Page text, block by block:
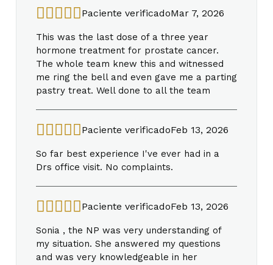
Paciente verificadoMar 7, 2026
This was the last dose of a three year
hormone treatment for prostate cancer.
The whole team knew this and witnessed
me ring the bell and even gave me a parting
pastry treat. Well done to all the team
Paciente verificadoFeb 13, 2026
So far best experience I've ever had in a
Drs office visit. No complaints.
Paciente verificadoFeb 13, 2026
Sonia , the NP was very understanding of
my situation. She answered my questions
and was very knowledgeable in her